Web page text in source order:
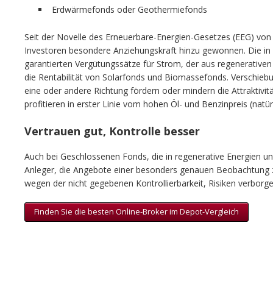
Erdwärmefonds oder Geothermiefonds
Seit der Novelle des Erneuerbare-Energien-Gesetzes (EEG)
Investoren besondere Anziehungskraft hinzu gewonnen. Die
garantierten Vergütungssätze für Strom, der aus
die Rentabilität von Solarfonds und Biomassefonds.
eine oder andere Richtung fördern oder mindern die
profitieren in erster Linie vom hohen Öl- und Benzinpreis
Vertrauen gut, Kontrolle besser
Auch bei Geschlossenen Fonds, die in regenerative Energien
Anleger, die Angebote einer besonders genauen
wegen der nicht gegebenen Kontrollierbarkeit, Risiken
Finden Sie die besten Online-Broker im Depot-Vergleich